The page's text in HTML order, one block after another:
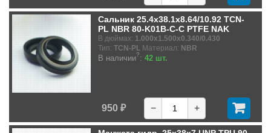
Сальник 25.4x38.1x8.64/10.92 TCN-
PL NBR 80-K01B-C-C PTFE NAK
В дюймах: 1.000x1.500x0.340/0.430
Тип: TCN-PL Материал: NBR
В наличии?: 42 шт.
950 ₽ − +